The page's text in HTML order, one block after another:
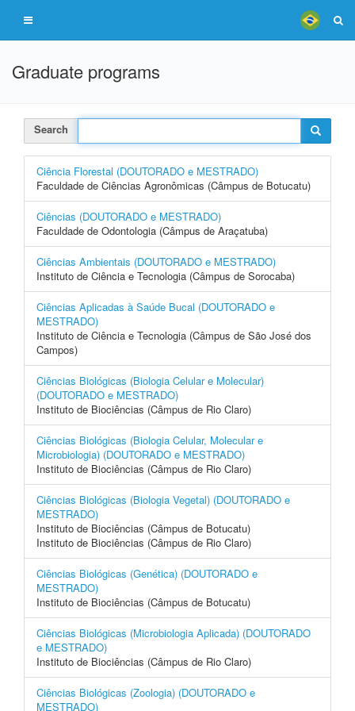
Graduate programs
Search
Ciência Florestal (DOUTORADO e MESTRADO)
Faculdade de Ciências Agronômicas (Câmpus de Botucatu)
Ciências (DOUTORADO e MESTRADO)
Faculdade de Odontologia (Câmpus de Araçatuba)
Ciências Ambientais (DOUTORADO e MESTRADO)
Instituto de Ciência e Tecnologia (Câmpus de Sorocaba)
Ciências Aplicadas à Saúde Bucal (DOUTORADO e
MESTRADO)
Instituto de Ciência e Tecnologia (Câmpus de São José dos
Campos)
Ciências Biológicas (Biologia Celular e Molecular)
(DOUTORADO e MESTRADO)
Instituto de Biociências (Câmpus de Rio Claro)
Ciências Biológicas (Biologia Celular, Molecular e
Microbiologia) (DOUTORADO e MESTRADO)
Instituto de Biociências (Câmpus de Rio Claro)
Ciências Biológicas (Biologia Vegetal) (DOUTORADO e
MESTRADO)
Instituto de Biociências (Câmpus de Botucatu)
Instituto de Biociências (Câmpus de Rio Claro)
Ciências Biológicas (Genética) (DOUTORADO e
MESTRADO)
Instituto de Biociências (Câmpus de Botucatu)
Ciências Biológicas (Microbiologia Aplicada) (DOUTORADO
e MESTRADO)
Instituto de Biociências (Câmpus de Rio Claro)
Ciências Biológicas (Zoologia) (DOUTORADO e
MESTRADO)